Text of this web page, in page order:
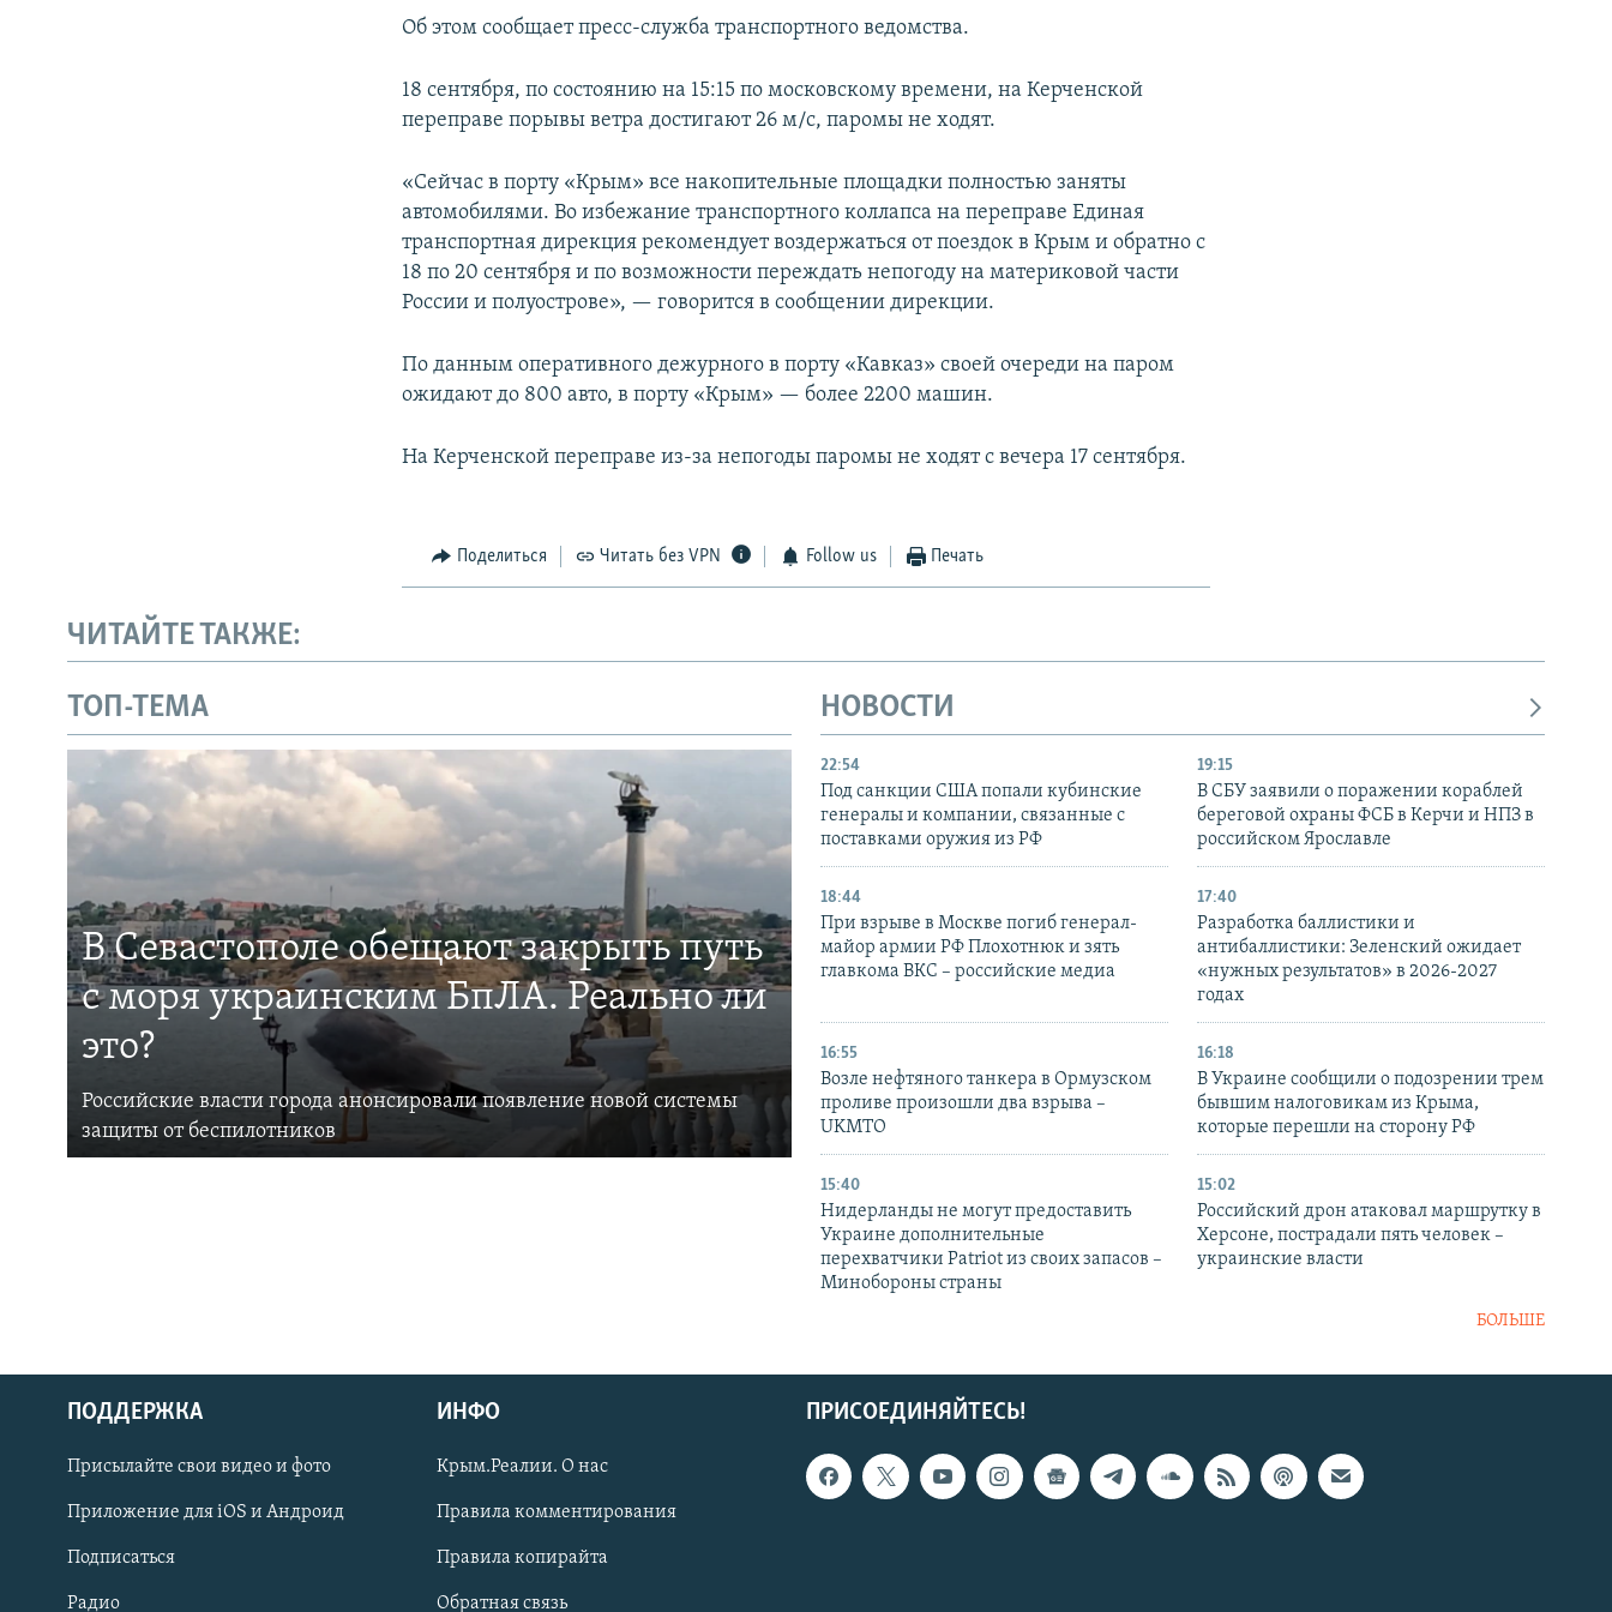
Українською
Qırımtatar
ПРИСОЕДИНЯЙТЕСЬ!
Об этом сообщает пресс-служба транспортного ведомства.
18 сентября, по состоянию на 15:15 по московскому времени, на Керченской
переправе порывы ветра достигают 26 м/с, паромы не ходят.
«Сейчас в порту «Крым» все накопительные площадки полностью заняты
автомобилями. Во избежание транспортного коллапса на переправе Единая
транспортная дирекция рекомендует воздержаться от поездок в Крым и обратно с
18 по 20 сентября и по возможности переждать непогоду на материковой части
России и полуострове», — говорится в сообщении дирекции.
По данным оперативного дежурного в порту «Кавказ» своей очереди на паром
ожидают до 800 авто, в порту «Крым» — более 2200 машин.
На Керченской переправе из-за непогоды паромы не ходят с вечера 17 сентября.
Поделиться Читать без VPN Follow us Печать
ЧИТАЙТЕ ТАКЖЕ:
ТОП-ТЕМА
В Севастополе обещают закрыть путь
с моря украинским БпЛА. Реально ли
это?
Российские власти города анонсировали появление новой системы
защиты от беспилотников
НОВОСТИ
22:54
Под санкции США попали кубинские
генералы и компании, связанные с
поставками оружия из РФ
19:15
В СБУ заявили о поражении кораблей
береговой охраны ФСБ в Керчи и НПЗ в
российском Ярославле
18:44
При взрыве в Москве погиб генерал-
майор армии РФ Плохотнюк и зять
главкома ВКС – российские медиа
17:40
Разработка баллистики и
антибаллистики: Зеленский ожидает
«нужных результатов» в 2026-2027
годах
16:55
Возле нефтяного танкера в Ормузском
проливе произошли два взрыва –
UKMTO
16:18
В Украине сообщили о подозрении трем
бывшим налоговикам из Крыма,
которые перешли на сторону РФ
15:40
Нидерланды не могут предоставить
Украине дополнительные
перехватчики Patriot из своих запасов –
Минобороны страны
15:02
Российский дрон атаковал маршрутку в
Херсоне, пострадали пять человек –
украинские власти
БОЛЬШЕ
ПРИСОЕДИНЯЙТЕСЬ!
ПОДДЕРЖКА
Присылайте свои видео и фото
Приложение для iOS и Андроид
Подписаться
Радио
ИНФО
Крым.Реалии. О нас
Правила комментирования
Правила копирайта
Обратная связь